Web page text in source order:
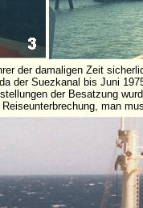
der damaligen Zeit
der Suezkanal bis Juni
der Besatzung
man